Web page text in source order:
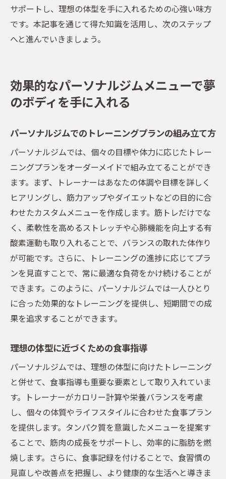
サポートし、理想の体型を手に入れるための心強い味方
です。本記事を通じて得た知識を活用し、次のステップ
へと進んでいきましょう。
効果的なパーソナルジムメニューで夢
のボディを手に入れる
パーソナルジムでのトレーニングプランの組み立て方
パーソナルジムでは、個々の目標や体力に応じたトレー
ニングプランをオーダーメイドで組み立てることができ
ます。まず、トレーナーはあなたの体調や目標を詳しく
ヒアリングし、筋力アップやダイエットなどの目的に合
わせたカスタムメニューを作成します。筋トレだけでな
く、柔軟性を高めるストレッチや心肺機能を向上する有
酸素運動も取り入れることで、バランスの取れた体作り
が可能です。さらに、トレーニングの進捗に応じてプラ
ンを見直すことで、常に最適な負荷をかけ続けることが
できます。このように、パーソナルジムでは一人ひとり
に合った効果的なトレーニングを提供し、短期間での成
果を追求することができます。
理想の体型に近づくための食事指導
パーソナルジムでは、理想の体型に向けたトレーニング
と併せて、食事指導も重要な要素として取り入れていま
す。トレーナーがカロリー計算や栄養バランスを考慮
し、個々の体質やライフスタイルに合わせた食事プラン
を提供します。タンパク質を意識したメニューを提案す
ることで、筋肉の成長をサポートし、効率的に脂肪を燃
焼します。さらに、食事記録を付けることで、食習慣の
見直しや改善点を把握し、より健康的な生活へと導きま